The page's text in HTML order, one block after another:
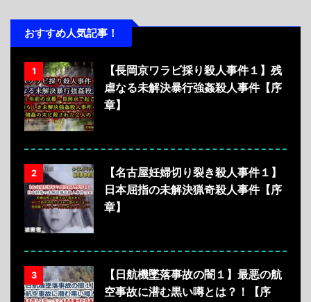
おすすめ人気記事！
1
【長岡京ワラビ採り殺人事件１】残
虐なる未解決暴行強姦殺人事件【序
章】
2
【名古屋妊婦切り裂き殺人事件１】
日本屈指の未解決猟奇殺人事件【序
章】
3
【日航機墜落事故の闇１】最悪の航
空事故に潜む黒い噂とは？！【序